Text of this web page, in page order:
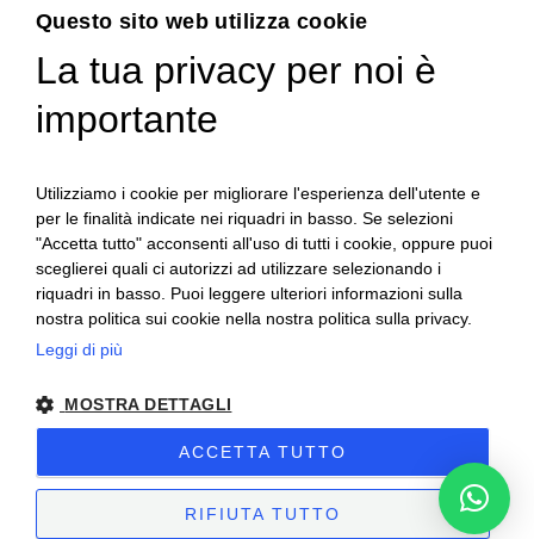
Menu
USATO
Chi siamo
News
Contatti
Al-fra | 2025 | Partita IVA: 03668210044 –
Privacy & Cookies Policy
Questo sito web utilizza cookie
La tua privacy per noi è
importante
Utilizziamo i cookie per migliorare l'esperienza dell'utente e
per le finalità indicate nei riquadri in basso. Se selezioni
"Accetta tutto" acconsenti all'uso di tutti i cookie, oppure puoi
sceglierei quali ci autorizzi ad utilizzare selezionando i
riquadri in basso. Puoi leggere ulteriori informazioni sulla
nostra politica sui cookie nella nostra politica sulla privacy.
Leggi di più
MOSTRA DETTAGLI
ACCETTA TUTTO
RIFIUTA TUTTO